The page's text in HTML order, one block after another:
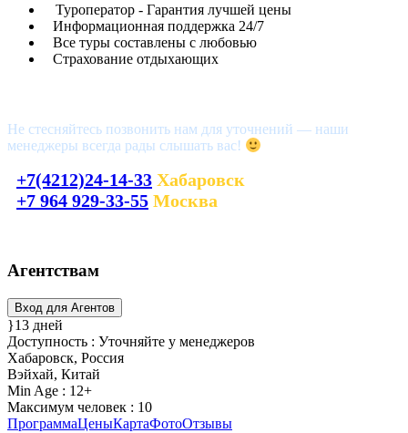
Туроператор - Гарантия лучшей цены
Информационная поддержка 24/7
Все туры составлены с любовью
Страхование отдыхающих
Не стесняйтесь позвонить нам для уточнений — наши
менеджеры всегда рады слышать вас!
+7(4212)24-14-33 Хабаровск
+7 964 929-33-55 Москва
Агентствам
13 дней
Доступность : Уточняйте у менеджеров
Хабаровск, Россия
Вэйхай, Китай
Min Age : 12+
Максимум человек : 10
ПрограммаЦеныКартаФотоОтзывы